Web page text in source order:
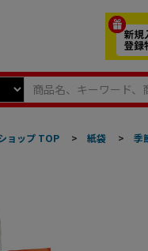
ョップ TOP > 紙袋 > 季